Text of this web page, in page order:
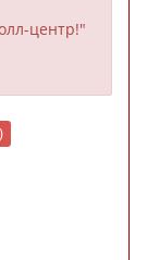
центр!"